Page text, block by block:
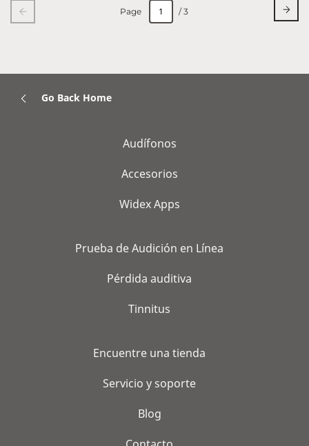
Page / 3
Go Back Home
Audífonos
Accesorios
Widex Apps
Prueba de Audición en Línea
Pérdida auditiva
Tinnitus
Encuentre una tienda
Servicio y soporte
Blog